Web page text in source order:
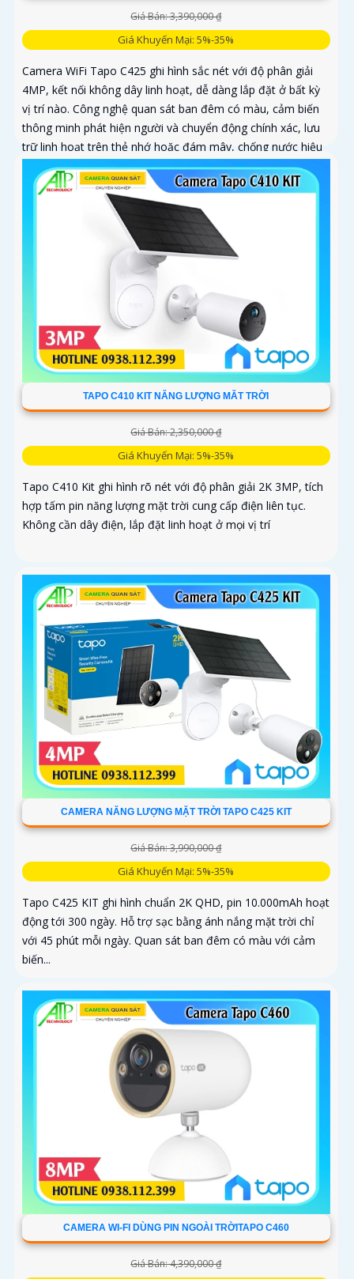
Giá Bán: 3,390,000 ₫
Giá Khuyến Mại: 5%-35%
Camera WiFi Tapo C425 ghi hình sắc nét với độ phân giải
4MP, kết nối không dây linh hoạt, dễ dàng lắp đặt ở bất kỳ
vị trí nào. Công nghệ quan sát ban đêm có màu, cảm biến
thông minh phát hiện người và chuyển động chính xác, lưu
trữ linh hoạt trên thẻ nhớ hoặc đám mây, chống nước hiệu
TAPO C410 KIT NĂNG LƯỢNG MĂT TRỜI
Giá Bán: 2,350,000 ₫
Giá Khuyến Mại: 5%-35%
Tapo C410 Kit ghi hình rõ nét với độ phân giải 2K 3MP, tích
hợp tấm pin năng lượng mặt trời cung cấp điện liên tục.
Không cần dây điện, lắp đặt linh hoạt ở mọi vị trí
CAMERA NĂNG LƯỢNG MẶT TRỜI TAPO C425 KIT
Giá Bán: 3,990,000 ₫
Giá Khuyến Mại: 5%-35%
Tapo C425 KIT ghi hình chuẩn 2K QHD, pin 10.000mAh hoạt
động tới 300 ngày. Hỗ trợ sạc bằng ánh nắng mặt trời chỉ
với 45 phút mỗi ngày. Quan sát ban đêm có màu với cảm
biến...
CAMERA WI-FI DÙNG PIN NGOÀI TRỜITAPO C460
Giá Bán: 4,390,000 ₫